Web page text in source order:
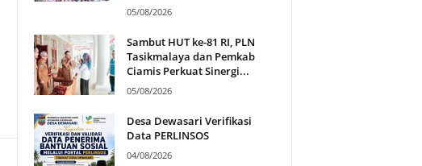
05/08/2026
Sambut HUT ke-81 RI, PLN
Tasikmalaya dan Pemkab
Ciamis Perkuat Sinergi...
05/08/2026
Desa Dewasari Verifikasi
Data PERLINSOS
04/08/2026